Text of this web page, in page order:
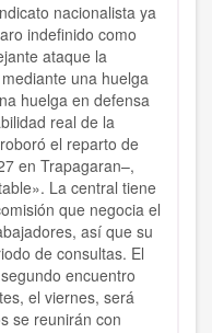
nacionalista ya
indefinido como
ataque la
una huelga
huelga en defensa
real de la
el reparto de
en Trapagaran–,
La central tiene
que negocia el
así que su
de consultas. El
encuentro
el viernes, será
se reunirán con